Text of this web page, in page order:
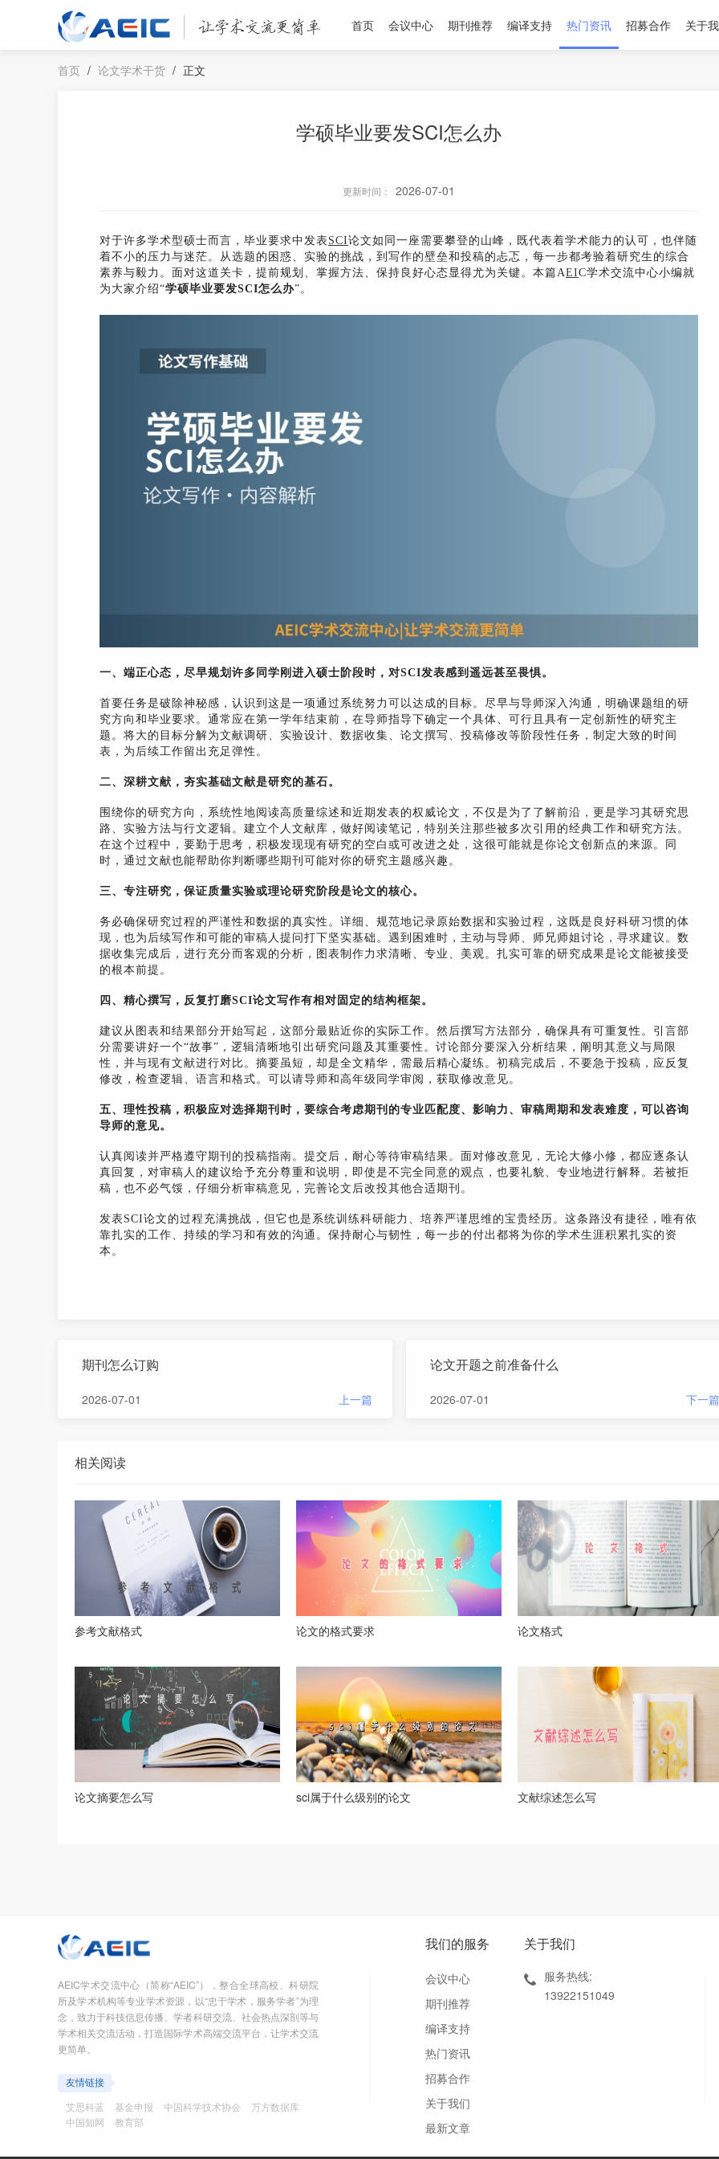
首页 会议中心 期刊推荐 编译支持 热门资讯 招募合作 关于
首页 / 论文学术干货 / 正文
学硕毕业要发SCI怎么办
更新时间： 2026-07-01
对于许多学术型硕士而言，毕业要求中发表 SCI论文如同一座需要攀登的山峰，既代表着学术能力的认可，也伴随
着不小的压力与迷茫。从选题的困惑、实验的挑战，到写作的壁垒和投稿的忐忑，每一步都考验着研究生的综合
素养与毅力。面对这道关卡，提前规划、掌握方法、保持良好心态显得尤为关键。本篇AEIC学术交流中心小编就
为大家介绍“学硕毕业要发SCI怎么办”。
一、端正心态，尽早规划许多同学刚进入硕士阶段时，对SCI发表感到遥远甚至畏惧。
首要任务是破除神秘感，认识到这是一项通过系统努力可以达成的目标。尽早与导师深入沟通，明确课题组的研
究方向和毕业要求。通常应在第一学年结束前，在导师指导下确定一个具体、可行且具有一定创新性的研究主
题。将大的目标分解为文献调研、实验设计、数据收集、论文撰写、投稿修改等阶段性任务，制定大致的时间
表，为后续工作留出充足弹性。
二、深耕文献，夯实基础文献是研究的基石。
围绕你的研究方向，系统性地阅读高质量综述和近期发表的权威论文，不仅是为了了解前沿，更是学习其研究思
路、实验方法与行文逻辑。建立个人文献库，做好阅读笔记，特别关注那些被多次引用的经典工作和研究方法。
在这个过程中，要勤于思考，积极发现现有研究的空白或可改进之处，这很可能就是你论文创新点的来源。同
时，通过文献也能帮助你判断哪些期刊可能对你的研究主题感兴趣。
三、专注研究，保证质量实验或理论研究阶段是论文的核心。
务必确保研究过程的严谨性和数据的真实性。详细、规范地记录原始数据和实验过程，这既是良好科研习惯的体
现，也为后续写作和可能的审稿人提问打下坚实基础。遇到困难时，主动与导师、师兄师姐讨论，寻求建议。数
据收集完成后，进行充分而客观的分析，图表制作力求清晰、专业、美观。扎实可靠的研究成果是论文能被接受
的根本前提。
四、精心撰写，反复打磨SCI论文写作有相对固定的结构框架。
建议从图表和结果部分开始写起，这部分最贴近你的实际工作。然后撰写方法部分，确保具有可重复性。引言部
分需要讲好一个“故事”，逻辑清晰地引出研究问题及其重要性。讨论部分要深入分析结果，阐明其意义与局限
性，并与现有文献进行对比。摘要虽短，却是全文精华，需最后精心凝练。初稿完成后，不要急于投稿，应反复
修改，检查逻辑、语言和格式。可以请导师和高年级同学审阅，获取修改意见。
五、理性投稿，积极应对选择期刊时，要综合考虑期刊的专业匹配度、影响力、审稿周期和发表难度，可以咨询
导师的意见。
认真阅读并严格遵守期刊的投稿指南。提交后，耐心等待审稿结果。面对修改意见，无论大修小修，都应逐条认
真回复，对审稿人的建议给予充分尊重和说明，即使是不完全同意的观点，也要礼貌、专业地进行解释。若被拒
稿，也不必气馁，仔细分析审稿意见，完善论文后改投其他合适期刊。
发表SCI论文的过程充满挑战，但它也是系统训练科研能力、培养严谨思维的宝贵经历。这条路没有捷径，唯有依
靠扎实的工作、持续的学习和有效的沟通。保持耐心与韧性，每一步的付出都将为你的学术生涯积累扎实的资
本。
期刊怎么订购
2026-07-01 上一篇
论文开题之前准备什么
2026-07-01 下一篇
相关阅读
参考文献格式 论文的格式要求 论文格式
论文摘要怎么写 sci属于什么级别的论文 文献综述怎么写
AEIC学术交流中心（简称“AEIC”），整合全球高校、科研院
所及学术机构等专业学术资源，以“忠于学术，服务学者”为理
念，致力于科技信息传播、学者科研交流、社会热点深剖等与
学术相关交流活动，打造国际学术高端交流平台，让学术交流
更简单。
友情链接
艾思科蓝
基金申报 中国科学技术协会
万方数据库
中国知网
教育部
我们的服务
会议中心
期刊推荐
编译支持
热门资讯
招募合作
关于我们
最新文章
关于我们
服务热线:
13922151049